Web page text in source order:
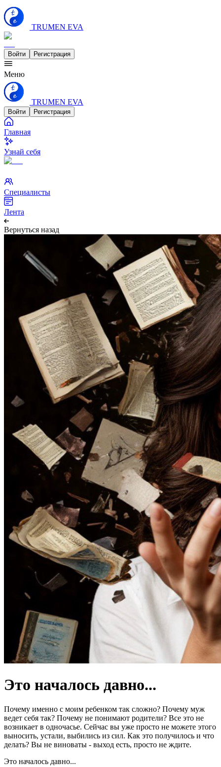
TRUMEN EVA
Войти Регистрация
Меню
TRUMEN EVA
Войти Регистрация
Главная
Узнай себя
Специалисты
Лента
Вернуться назад
Это началось давно...
Почему именно с моим ребенком так сложно? Почему муж
ведет себя так? Почему не понимают родители? Все это не
возникает в одночасье. Сейчас вы уже просто не можете этого
выносить, устали, выбились из сил. Как это получилось и что
делать? Вы не виноваты - выход есть, просто не ждите.
Это началось давно...